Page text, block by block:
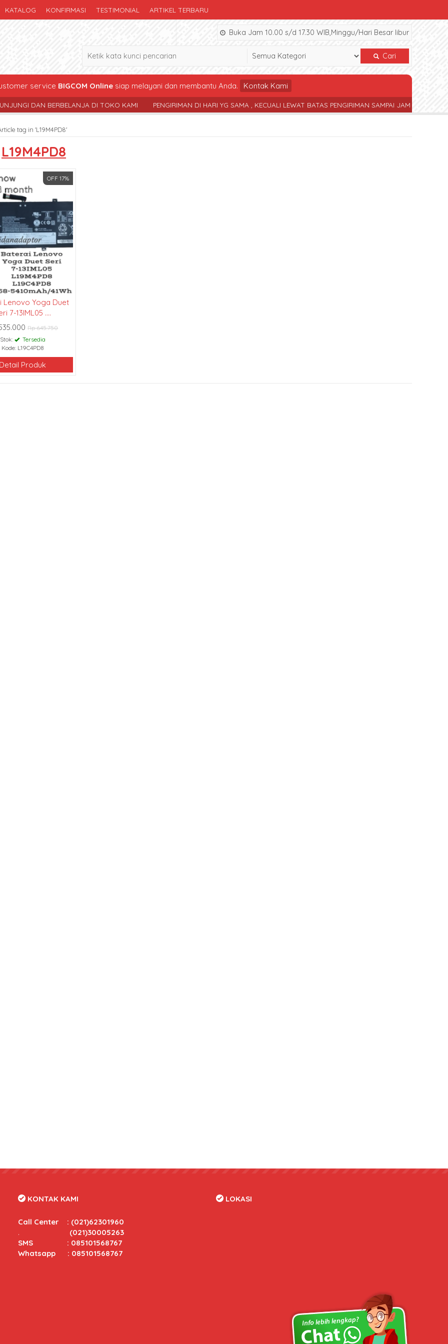
KATALOG KONFIRMASI TESTIMONIAL ARTIKEL TERBARU
Buka Jam 10.00 s/d 17.30 WIB,Minggu/Hari Besar libur
Cari
service BIGCOM Onlinesiap melayani dan membantu Anda. Kontak Kami
BERBELANJA DI TOKO KAMI PENGIRIMAN DI HARI YG SAMA , KECUALI LEWAT BATAS PENGIRIMAN SAMPAI JAM 17.30 WIB
tag in 'L19M4PD8'
L19M4PD8
OFF 17%
Lenovo Yoga Duet
7-13IML05 ....
Rp 645.750
Stok:
Tersedia
Kode: L19C4PD8
Detail Produk
Call Center : (021)62301960
SMS : 085101568767
Whatsapp : 085101568767
Copyright © 2020 bateraidanadaptor.com - All rights reserved.